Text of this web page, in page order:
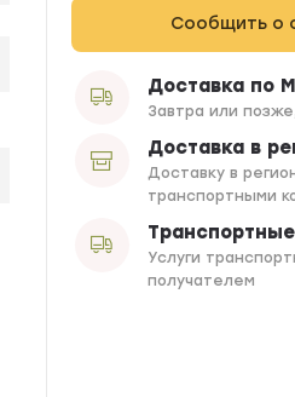
Сообщить о
Доставка по
Завтра или
Доставка в
Доставку в
транспортными
Услуги
получателем